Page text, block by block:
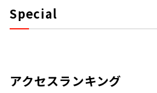
Special
アクセスランキング